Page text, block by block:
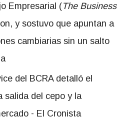
Empresarial (The Business
y sostuvo que apuntan a
cambiarias sin un salto